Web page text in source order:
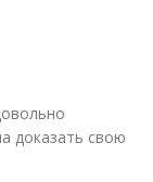
доказать свою